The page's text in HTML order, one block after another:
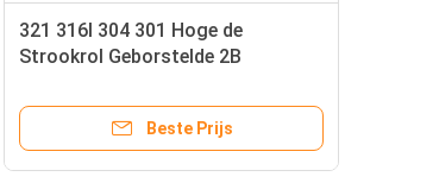
321 316l 304 301 Hoge de
Strookrol Geborstelde 2B
Opbrengstroestvrije staal
Beste Prijs